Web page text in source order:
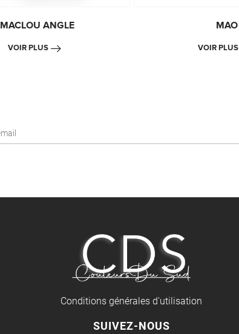
MACLOU ANGLE
VOIR PLUS
MAO
VOIR PLUS
Conditions générales d'utilisation
SUIVEZ-NOUS